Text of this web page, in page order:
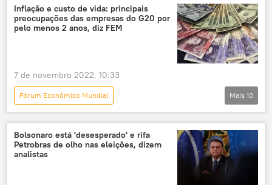
Suíça
Ursula von der Leyen
China
mercado financeiro
mercado global
Inflação e custo de vida: principais
preocupações das empresas do G20 por
pelo menos 2 anos, diz FEM
7 de novembro 2022, 10:33
Fórum Econômico Mundial
Panorama internacional
Europa
União Europeia
crise de energia
G20
pesquisa
Economia
Mais 10
Bolsonaro está 'desesperado' e rifa
Petrobras de olho nas eleições, dizem
analistas